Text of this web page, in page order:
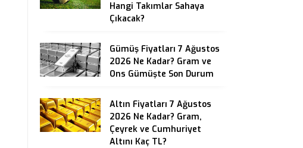
Hangi Takımlar Sahaya
Çıkacak?
Gümüş Fiyatları 7 Ağustos
2026 Ne Kadar? Gram ve
Ons Gümüşte Son Durum
Altın Fiyatları 7 Ağustos
2026 Ne Kadar? Gram,
Çeyrek ve Cumhuriyet
Altını Kaç TL?